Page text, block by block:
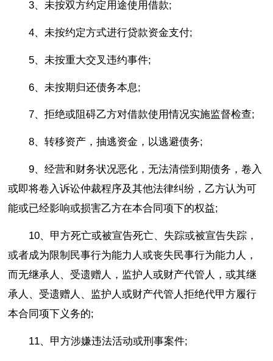
3、未按双方约定用途使用借款;
4、未按约定方式进行贷款资金支付;
5、未按重大交叉违约事件;
6、未按期归还债务本息;
7、拒绝或阻碍乙方对借款使用情况实施监督检查;
8、转移资产，抽逃资金，以逃避债务;
9、经营和财务状况恶化，无法清偿到期债务，卷入
或即将卷入诉讼仲裁程序及其他法律纠纷，乙方认为可
能或已经影响或损害乙方在本合同项下的权益;
10、甲方死亡或被宣告死亡、失踪或被宣告失踪，
或者成为限制民事行为能力人或丧失民事行为能力人，
而无继承人、受遗赠人，监护人或财产代管人，或其继
承人、受遗赠人、监护人或财产代管人拒绝代甲方履行
本合同项下义务的;
11、甲方涉嫌违法活动或刑事案件;